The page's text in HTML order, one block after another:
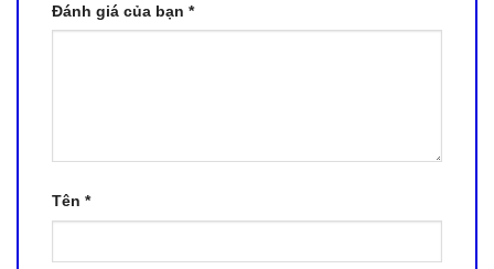
Đánh giá của bạn *
Tên *